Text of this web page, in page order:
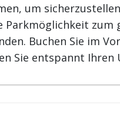
um
Parkmöglichkeit zum
Buchen Sie im
Sie entspannt Ihren